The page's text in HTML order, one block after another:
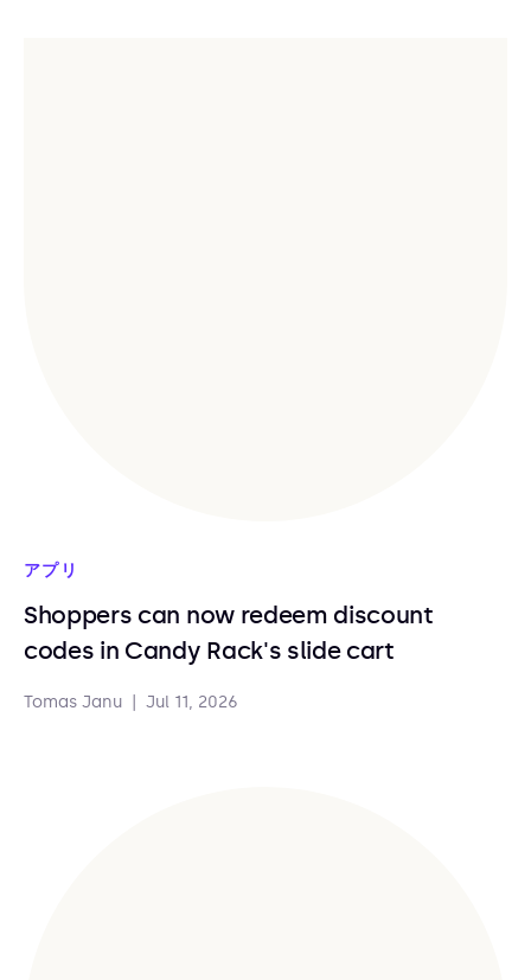
アプリ
Shoppers can now redeem discount
codes in Candy Rack's slide cart
Tomas Janu Jul 11, 2026